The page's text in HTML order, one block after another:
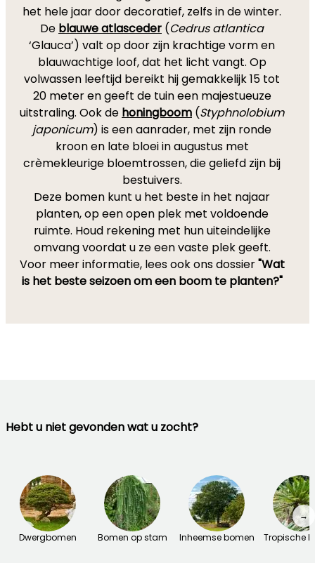
het hele jaar door decoratief, zelfs in de winter.
De blauwe atlasceder (Cedrus atlantica
‘Glauca’) valt op door zijn krachtige vorm en
blauwachtige loof, dat het licht vangt. Op
volwassen leeftijd bereikt hij gemakkelijk 15 tot
20 meter en geeft de tuin een majestueuze
uitstraling. Ook de honingboom (Styphnolobium
japonicum) is een aanrader, met zijn ronde
kroon en late bloei in augustus met
crèmekleurige bloemtrossen, die geliefd zijn bij
bestuivers.
Deze bomen kunt u het beste in het najaar
planten, op een open plek met voldoende
ruimte. Houd rekening met hun uiteindelijke
omvang voordat u ze een vaste plek geeft.
Voor meer informatie, lees ook ons dossier"Wat
is het beste seizoen om een boom te planten?"
Hebt u niet gevonden wat u zocht?
Dwergbomen Bomen op stam Inheemse bomen Tropische
→